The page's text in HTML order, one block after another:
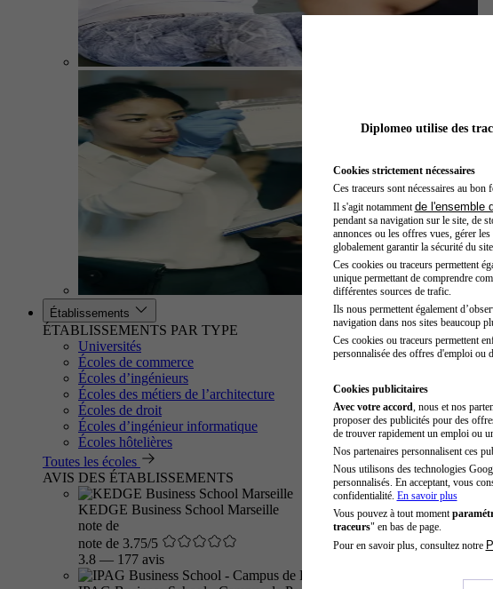
Établissements
ÉTABLISSEMENTS PAR TYPE
Universités
Écoles de commerce
Écoles d’ingénieurs
Écoles des métiers de l’architecture
Écoles de droit
Écoles d’ingénieur informatique
Écoles hôtelières
Toutes les écoles
AVIS DES ÉTABLISSEMENTS
KEDGE Business School Marseille
note de
note de 3.75/5
3.8 — 177 avis
Diplomeo utilise des
Cookies strictement nécessaires
Ces traceurs sont nécessaires au bon
Il s'agit notamment de l'ensemble
pendant sa navigation sur le site, de
annonces ou les offres vues, gérer
globalement garantir la sécurité du
Ces cookies ou traceurs permettent
unique permettant de comprendre
différentes sources de trafic.
Ils nous permettent également
navigation dans nos sites beaucoup
Ces cookies ou traceurs permettent
personnalisée des offres d'emploi ou
Cookies publicitaires
Avec votre accord , nous et nos
proposer des publicités pour des
de trouver rapidement un emploi ou
Nos partenaires personnalisent ces
Nous utilisons des technologies
personnalisés. En acceptant, vous
confidentialité. En savoir plus
Vous pouvez à tout moment
traceurs" en bas de page.
Pour en savoir plus, consultez notre